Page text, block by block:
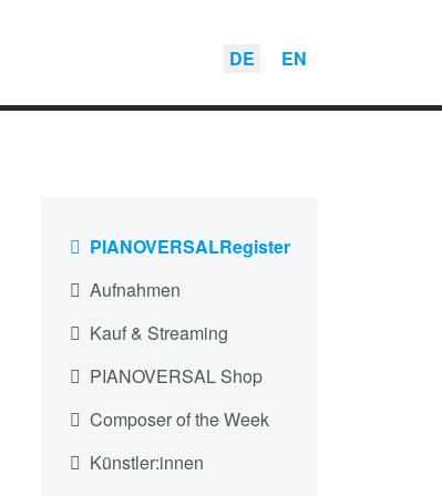
DE EN
PIANOVERSALRegister
Aufnahmen
Kauf & Streaming
PIANOVERSAL Shop
Composer of the Week
Künstler:innen